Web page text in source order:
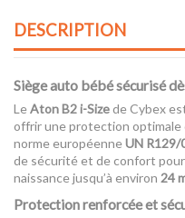
DESCRIPTION
Siège auto bébé sécurisé
LeAton B2 i-Sizede Cybex
offrir une protection optimale
norme européenneUN R129/
de sécurité et de confort
naissance jusqu’à environ 24
Protection renforcée et